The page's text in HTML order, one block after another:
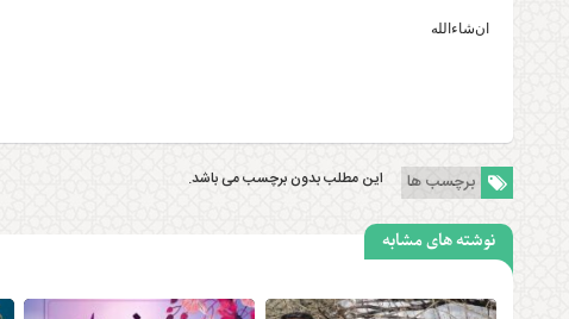
ان‌شاءالله
برچسب ها این مطلب بدون برچسب می باشد.
نوشته های مشابه